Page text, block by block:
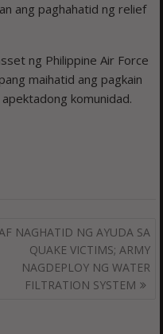
ang paghahatid ng relief
ng Philippine Air Force
maihatid ang pagkain
komunidad.
NAGHATID NG AYUDA SA
QUAKE VICTIMS; ARMY
NAGDEPLOY NG WATER
FILTRATION SYSTEM